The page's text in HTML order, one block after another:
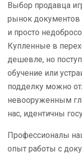
Выбор продавца
рынок документов
и просто
Купленные в
дешевле, но
обучение или
подделку можно
невооруженным
нас, идентичны
Профессионалы
опыт работы с